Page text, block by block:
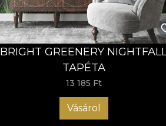
BRIGHT GREENERY
TAPÉTA
13 185 Ft
Vásárol